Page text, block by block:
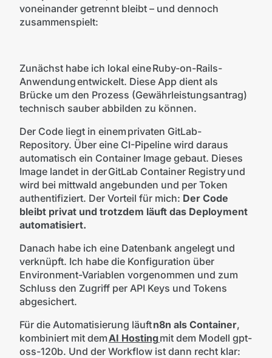
voneinander getrennt bleibt – und dennoch
zusammenspielt:
Zunächst habe ich lokal eine Ruby-on-Rails-
Anwendung entwickelt. Diese App dient als
Brücke um den Prozess (Gewährleistungsantrag)
technisch sauber abbilden zu können.
Der Code liegt in einem privaten GitLab-
Repository. Über eine CI-Pipeline wird daraus
automatisch ein Container Image gebaut. Dieses
Image landet in der GitLab Container Registry und
wird bei mittwald angebunden und per Token
authentifiziert. Der Vorteil für mich: Der Code
bleibt privat und trotzdem läuft das Deployment
automatisiert.
Danach habe ich eine Datenbank angelegt und
verknüpft. Ich habe die Konfiguration über
Environment-Variablen vorgenommen und zum
Schluss den Zugriff per API Keys und Tokens
abgesichert.
Für die Automatisierung läuftn8n als Container,
kombiniert mit demAI Hosting mit dem Modell gpt-
oss-120b. Und der Workflow ist dann recht klar: